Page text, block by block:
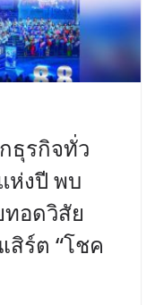
ธุรกิจทั่ว
ห่งปี พบ
ทอดวิสัย
ร์ต “โชค